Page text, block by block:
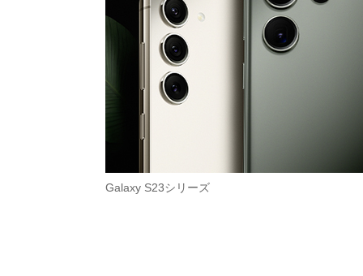
Galaxy S23シリーズ